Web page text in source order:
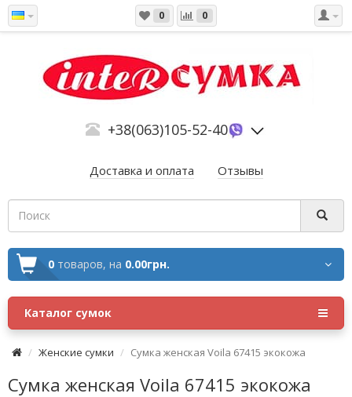
0 0
+38(063)105-52-40
Доставка и оплата Отзывы
0 товаров, на 0.00грн.
Каталог сумок
Женские сумки Сумка женская Voila 67415 экокожа
Сумка женская Voila 67415 экокожа